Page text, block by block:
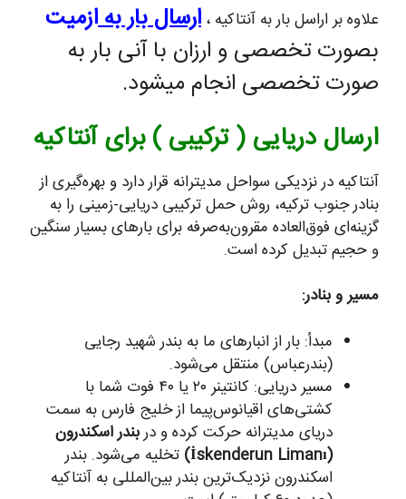
علاوه بر اراسل بار به آنتاکیه ، ارسال بار بهازمیت
بصورت تخصصی و ارزان با آنی بار به
صورت تخصصی انجام میشود.
ارسال دریایی ( ترکیبی ) برای آنتاکیه
آنتاکیه در نزدیکی سواحل مدیترانه قرار دارد و بهره‌گیری از
بنادر جنوب ترکیه، روش حمل ترکیبی دریایی-زمینی را به
گزینه‌ای فوق‌العاده مقرون‌به‌صرفه برای بارهای بسیار سنگین
و حجیم تبدیل کرده است.
مسیر و بنادر:
مبدأ: بار از انبارهای ما به بندر شهید رجایی
(بندرعباس) منتقل می‌شود.
مسیر دریایی: کانتینر ۲۰ یا ۴۰ فوت شما با
کشتی‌های اقیانوس‌پیما از خلیج فارس به سمت
دریای مدیترانه حرکت کرده و دربندر اسکندرون
(İskenderun Limanı)
تخلیه می‌شود. بندر
اسکندرون نزدیک‌ترین بندر بین‌المللی به آنتاکیه